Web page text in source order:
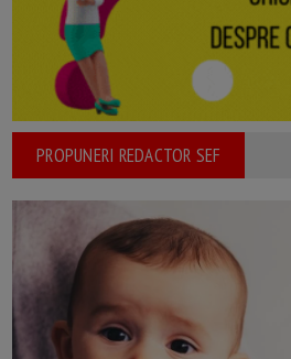
PROPUNERI REDACTOR SEF